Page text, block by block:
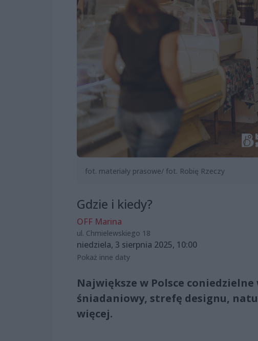
fot. materiały prasowe/ fot. Robię Rzeczy
Gdzie i kiedy?
OFF Marina
ul. Chmielewskiego 18
niedziela, 3 sierpnia 2025, 10:00
Pokaż inne daty
Największe w Polsce
śniadaniowy, strefę designu,
więcej.